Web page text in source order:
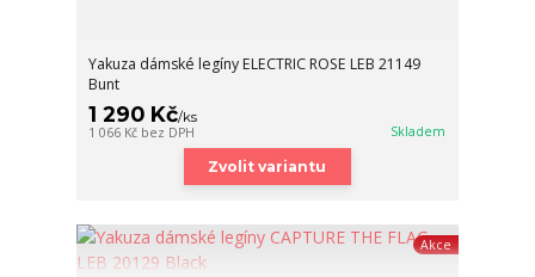
Yakuza dámské legíny ELECTRIC ROSE LEB 21149
Bunt
1 290 Kč/ks
1 066 Kč bez DPH Skladem
Zvolit variantu
Akce